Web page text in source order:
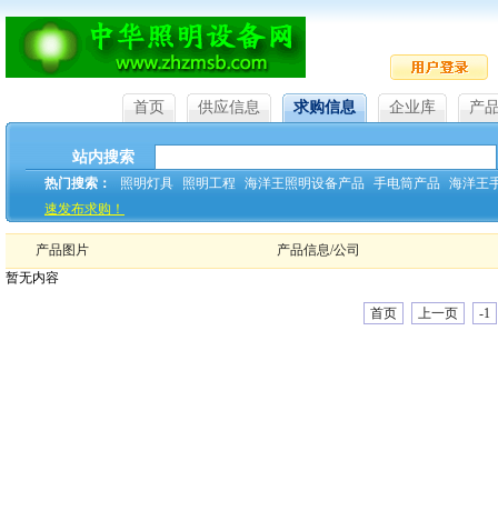
首页 供应信息 求购信息 企业库 产
站内搜索
热门搜索： 照明灯具 照明工程 海洋王照明设备产品 手电筒产品
海洋王
速发布求购！
产品图片
产品信息/公司
暂无内容
首页 上一页 -1